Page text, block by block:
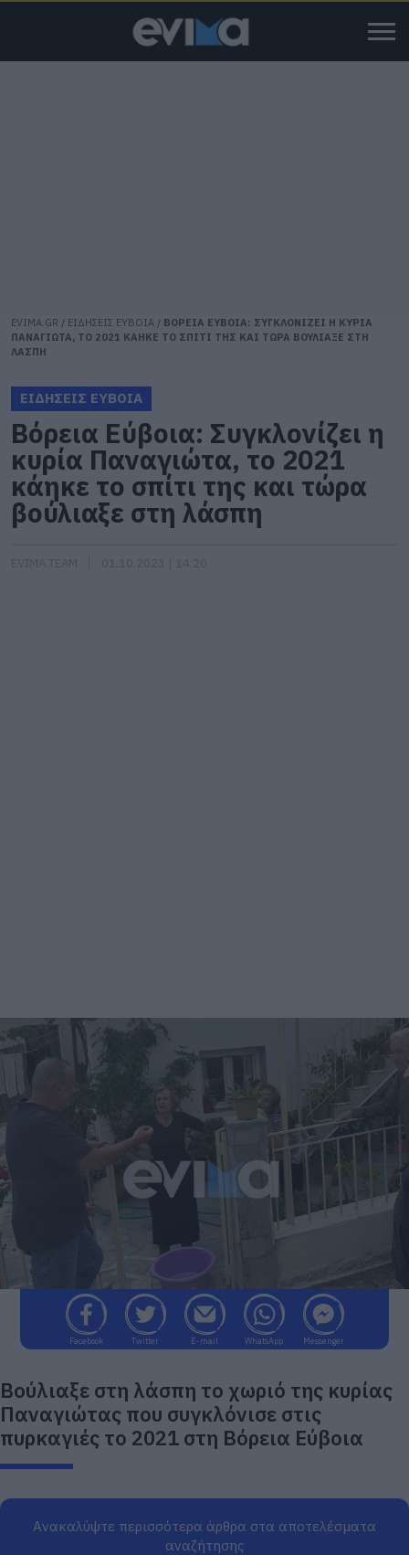
EVIMA.GR / ΕΙΔΗΣΕΙΣ ΕΥΒΟΙΑ / ΒΟΡΕΙΑ ΕΥΒΟΙΑ: ΣΥΓΚΛΟΝΙΖΕΙ Η ΚΥΡΙΑ
ΠΑΝΑΓΙΩΤΑ, ΤΟ 2021 ΚΑΗΚΕ ΤΟ ΣΠΙΤΙ ΤΗΣ ΚΑΙ ΤΩΡΑ ΒΟΥΛΙΑΞΕ ΣΤΗ
ΛΑΣΠΗ
ΕΙΔΗΣΕΙΣ ΕΥΒΟΙΑ
Βόρεια Εύβοια: Συγκλονίζει η
κυρία Παναγιώτα, το 2021
κάηκε το σπίτι της και τώρα
βούλιαξε στη λάσπη
Facebook Twitter E-mail WhatsApp Messenger
Βούλιαξε στη λάσπη το χωριό της κυρίας
Παναγιώτας που συγκλόνισε στις
πυρκαγιές το 2021 στη Βόρεια Εύβοια
Ανακαλύψτε περισσότερα άρθρα στα αποτελέσματα
αναζήτησης